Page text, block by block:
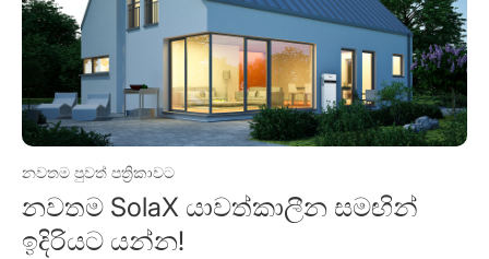
නවතම පුවත් පත්‍රිකාවට
නවතම SolaX යාවත්කාලීන සමඟින්
ඉදිරියට යන්න!